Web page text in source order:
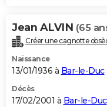
Jean ALVIN (65
Créer une cagnotte
Naissance
13/01/1936 à Bar-le-Duc
Décès
17/02/2001 à Bar-le-Duc